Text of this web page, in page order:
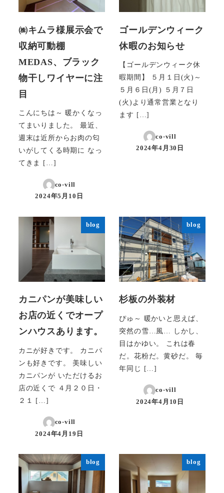
㈱キムラ様展示会で
収納可動棚
MEDAS、ブラック
物干しワイヤーに注
目
こんにちは～ 暖かくなっ
てまいりました。 最近、
週末は近所からお肉の匂
いがしてくる時期に なっ
てきま […]
co-vill
投稿日
2024年5月10日
ゴールデンウィーク
休暇のお知らせ
【ゴールデンウィーク休
暇期間】 ５月１日(火)～
５月６日(月) ５月７日
(火)より通常営業となり
ます […]
co-vill
投稿日
2024年4月30日
blog
カニパンが美味しい
お店の近くでオープ
ンハウスあります。
カニが好きです。 カニパ
ンも好きです。 美味しい
カニパンが いただけるお
店の近くで ４月２０日・
２１ […]
co-vill
投稿日
2024年4月19日
blog
杉板の外装材
ぴゅ～ 暖かいと思えば、
突然の雪…風… しかし、
目はかゆい。 これは春
だ。花粉だ。黄砂だ。 毎
年同じ […]
co-vill
投稿日
2024年4月10日
blog blog